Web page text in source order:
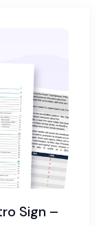
Sign –